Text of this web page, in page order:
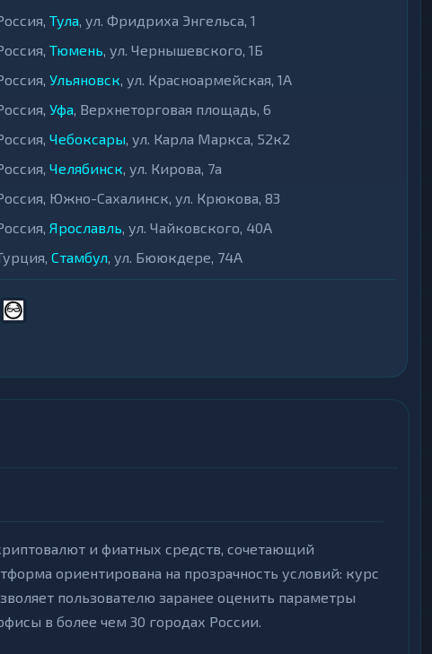
Тула, ул. Фридриха Энгельса, 1
Тюмень, ул. Чернышевского, 1Б
Ульяновск, ул. Красноармейская, 1А
Уфа, Верхнеторговая площадь, 6
Чебоксары, ул. Карла Маркса, 52к2
Челябинск, ул. Кирова, 7а
Южно-Сахалинск, ул. Крюкова, 83
Ярославль, ул. Чайковского, 40А
Стамбул, ул. Бююкдере, 74A
и фиатных средств, сочетающий
ориентирована на прозрачность условий: курс
пользователю заранее оценить параметры
в более чем 30 городах России.